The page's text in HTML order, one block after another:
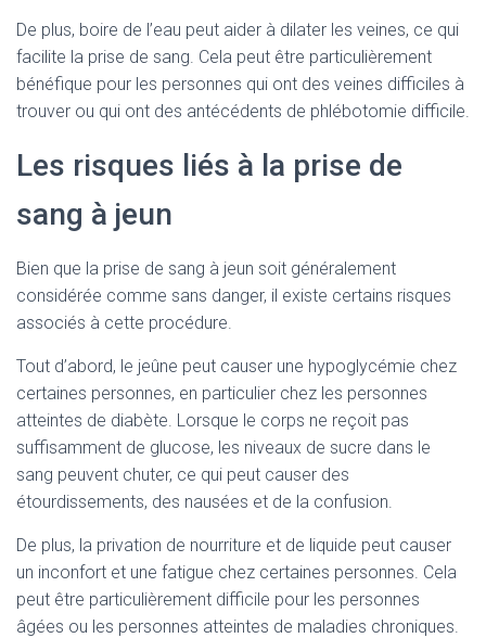
De plus, boire de l’eau peut aider à dilater les veines, ce qui
facilite la prise de sang. Cela peut être particulièrement
bénéfique pour les personnes qui ont des veines difficiles à
trouver ou qui ont des antécédents de phlébotomie difficile.
Les risques liés à la prise de
sang à jeun
Bien que la prise de sang à jeun soit généralement
considérée comme sans danger, il existe certains risques
associés à cette procédure.
Tout d’abord, le jeûne peut causer une hypoglycémie chez
certaines personnes, en particulier chez les personnes
atteintes de diabète. Lorsque le corps ne reçoit pas
suffisamment de glucose, les niveaux de sucre dans le
sang peuvent chuter, ce qui peut causer des
étourdissements, des nausées et de la confusion.
De plus, la privation de nourriture et de liquide peut causer
un inconfort et une fatigue chez certaines personnes. Cela
peut être particulièrement difficile pour les personnes
âgées ou les personnes atteintes de maladies chroniques.